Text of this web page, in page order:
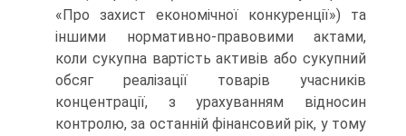
«Про захист економічної конкуренції») та
іншими норматив­но-правовими актами,
коли сукупна вартість активів або сукупний
обсяг реалізації товарів учасників
концентрації, з урахуванням відносин
контролю, за останній фінансовий рік, у тому